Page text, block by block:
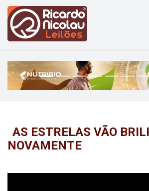
Previous
AS ESTRELAS VÃO
NOVAMENTE